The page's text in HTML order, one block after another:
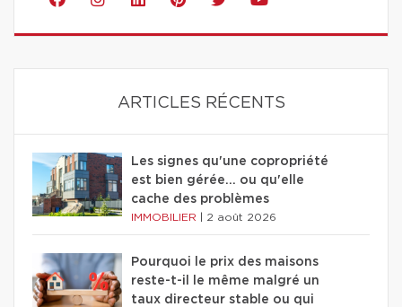
ARTICLES RÉCENTS
Les signes qu'une copropriété
est bien gérée… ou qu'elle
cache des problèmes
IMMOBILIER 2 août 2026
Pourquoi le prix des maisons
reste-t-il le même malgré un
taux directeur stable ou qui